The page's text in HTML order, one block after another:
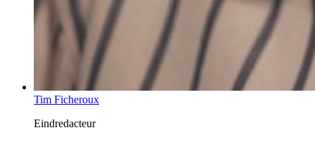
Tim Ficheroux
Eindredacteur